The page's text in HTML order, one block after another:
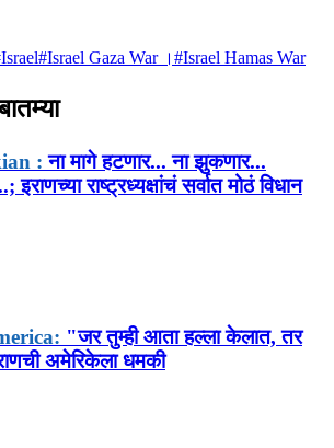
Israel#Israel Gaza War । #Israel Hamas War
: ना मागे हटणार... ना झुकणार...
इराणच्या राष्ट्रध्यक्षांचं सर्वात मोठं विधान
"जर तुम्ही आता हल्ला केलात, तर
अमेरिकेला धमकी